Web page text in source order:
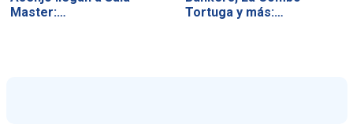
Master:…
Tortuga y más:…